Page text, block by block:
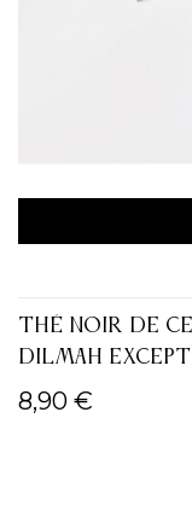
THÉ NOIR DE
DILMAH
8,90 €